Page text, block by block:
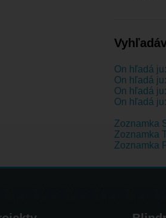
On hľadá
On hľadá
On hľadá
On hľadá
Zoznamka
Zoznamka
Zoznamka